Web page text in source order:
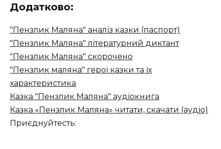
Додатково:
"Пензлик Маляна" аналіз казки (паспорт)
"Пензлик Маляна" літературний диктант
"Пензлик Маляна" скорочено
"Пензлик маляна" герої казки та їх
характеристика
Казка "Пензлик Маляна" аудіокнига
Казка «Пензлик Маляна» читати, скачати (аудіо)
Приєднуйтесть: